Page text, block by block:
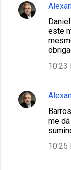
este
10:23
me
10:25